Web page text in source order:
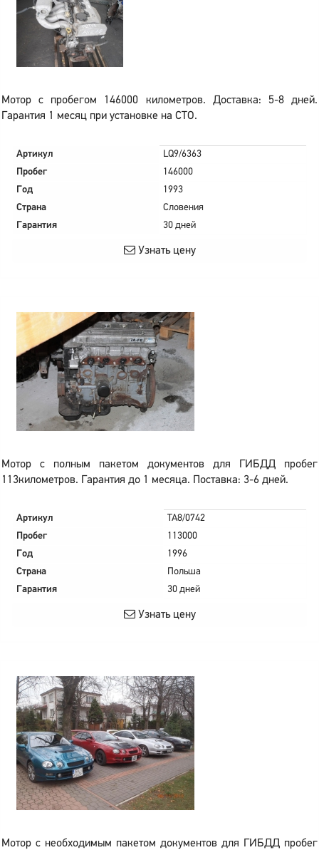
Мотор с пробегом 146000 километров. Доставка: 5-8 дней.
Гарантия 1 месяц при установке на СТО.
Артикул
LQ9/6363
Пробег
146000
Год
1993
Страна
Словения
Гарантия
30 дней
Узнать цену
Мотор с полным пакетом документов для ГИБДД пробег
113километров. Гарантия до 1 месяца. Поставка: 3-6 дней.
Артикул
TA8/0742
Пробег
113000
Год
1996
Страна
Польша
Гарантия
30 дней
Узнать цену
Мотор с необходимым пакетом документов для ГИБДД пробег